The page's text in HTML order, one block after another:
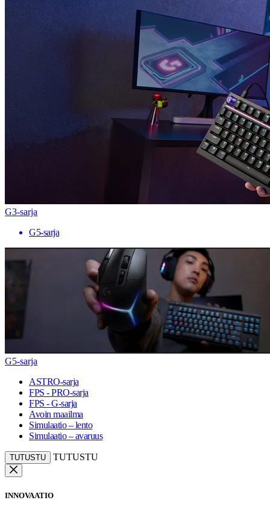
G3-sarja
G5-sarja
G5-sarja
ASTRO-sarja
FPS - PRO-sarja
FPS - G-sarja
Avoin maailma
Simulaatio – lento
Simulaatio – avaruus
TUTUSTU TUTUSTU
INNOVAATIO